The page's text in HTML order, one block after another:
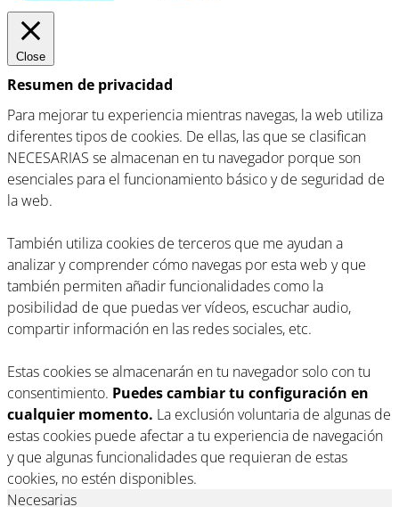
Close
Resumen de privacidad
Para mejorar tu experiencia mientras navegas, la web utiliza
diferentes tipos de cookies. De ellas, las que se clasifican
NECESARIAS se almacenan en tu navegador porque son
esenciales para el funcionamiento básico y de seguridad de
la web.
También utiliza cookies de terceros que me ayudan a
analizar y comprender cómo navegas por esta web y que
también permiten añadir funcionalidades como la
posibilidad de que puedas ver vídeos, escuchar audio,
compartir información en las redes sociales, etc.
Estas cookies se almacenarán en tu navegador solo con tu
consentimiento. Puedes cambiar tu configuración en
cualquier momento. La exclusión voluntaria de algunas de
estas cookies puede afectar a tu experiencia de navegación
y que algunas funcionalidades que requieran de estas
cookies, no estén disponibles.
Necesarias